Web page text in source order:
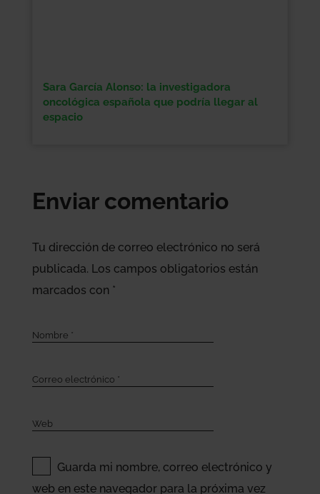
Sara García Alonso: la investigadora
oncológica española que podría llegar al
espacio
Enviar comentario
Tu dirección de correo electrónico no será
publicada. Los campos obligatorios están
marcados con *
Guarda mi nombre, correo electrónico y
web en este navegador para la próxima vez